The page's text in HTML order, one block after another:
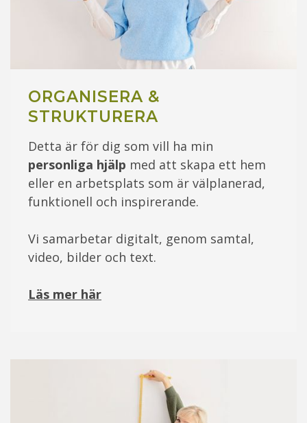
ORGANISERA &
STRUKTURERA
Detta är för dig som vill ha min
personliga hjälp med att skapa ett hem
eller en arbetsplats som är välplanerad,
funktionell och inspirerande.
Vi samarbetar digitalt, genom samtal,
video, bilder och text.
Läs mer här